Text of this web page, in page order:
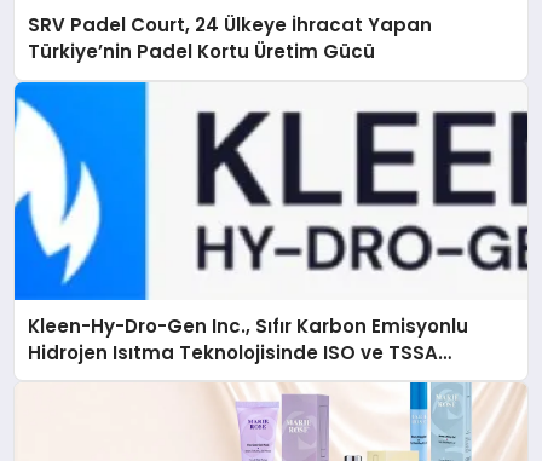
SRV Padel Court, 24 Ülkeye İhracat Yapan
Türkiye’nin Padel Kortu Üretim Gücü
Kleen-Hy-Dro-Gen Inc., Sıfır Karbon Emisyonlu
Hidrojen Isıtma Teknolojisinde ISO ve TSSA
Düzenleyici Onaylarını Aldı